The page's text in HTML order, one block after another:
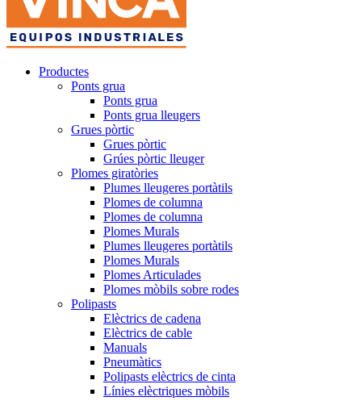
Productes
Ponts grua
Ponts grua
Ponts grua lleugers
Grues pòrtic
Grues pòrtic
Grúes pòrtic lleuger
Plomes giratòries
Plumes lleugeres portàtils
Plomes de columna
Plomes de columna
Plomes Murals
Plumes lleugeres portàtils
Plomes Murals
Plomes Articulades
Plomes mòbils sobre rodes
Polipasts
Elèctrics de cadena
Elèctrics de cable
Manuals
Pneumàtics
Polipasts elèctrics de cinta
Línies elèctriques mòbils